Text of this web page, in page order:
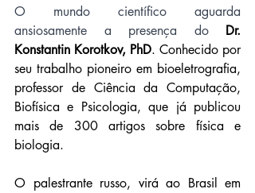
O mundo científico aguarda
ansiosamente a presença do Dr.
Konstantin Korotkov, PhD. Conhecido por
seu trabalho pioneiro em bioeletrografia,
professor de Ciência da Computação,
Biofísica e Psicologia, que já publicou
mais de 300 artigos sobre física e
biologia.
O palestrante russo, virá ao Brasil em